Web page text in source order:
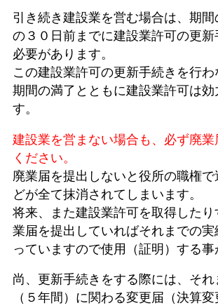
引き続き建設業を営む場合は、期間
の３０日前までに建設業許可の更新
必要があります。
この建設業許可の更新手続きを行わ
期間の満了とともに建設業許可は効
す。
建設業を営まない場合も、必ず廃業
ください。
廃業届を提出しないと役所の職権
どが全て抹消されてしまいます。
将来、また建設業許可を取得した
業届を提出していればそれまでの
っていますので使用（証明）する事
尚、更新手続きをする際には、それ
（５年間）に関わる変更届（決算